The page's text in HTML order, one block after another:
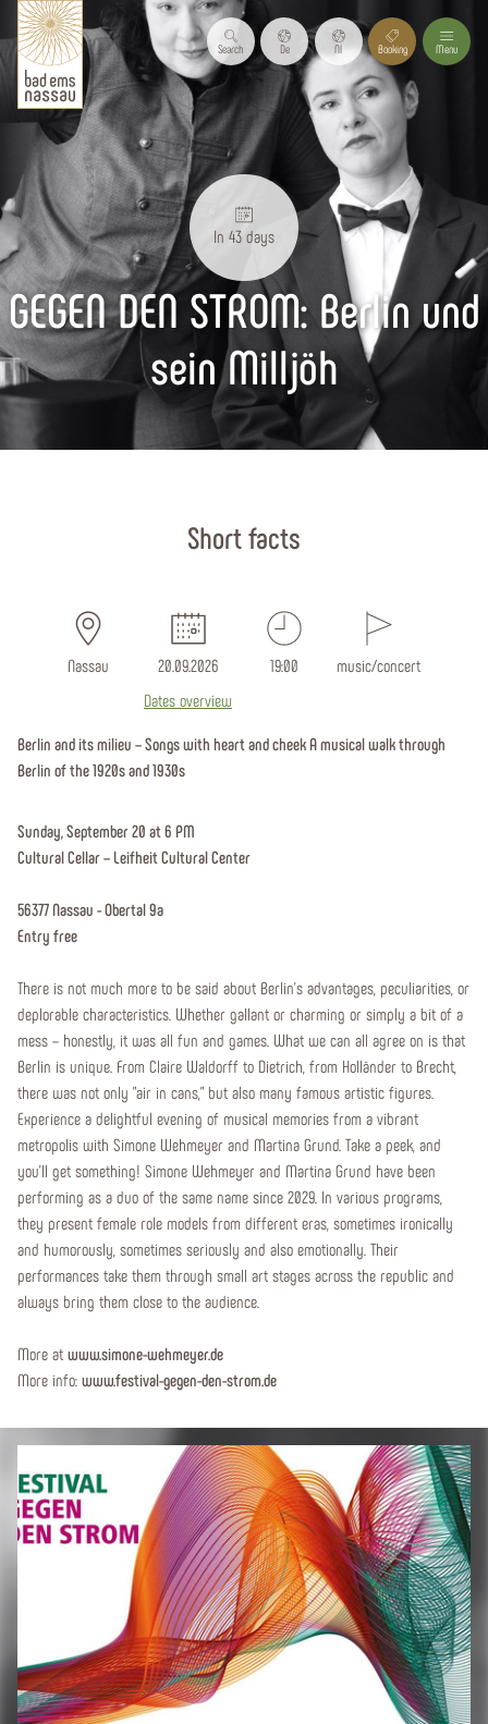
Search De Nl Booking Menu
In 43 days
GEGEN DEN STROM: Berlin und
sein Milljöh
Short facts
Nassau
20.09.2026
Dates overview
19:00 music/concert
Berlin and its milieu – Songs with heart and cheek A musical walk through
Berlin of the 1920s and 1930s
Sunday, September 20 at 6 PM
Cultural Cellar – Leifheit Cultural Center
56377 Nassau - Obertal 9a
Entry free
There is not much more to be said about Berlin's advantages, peculiarities, or
deplorable characteristics. Whether gallant or charming or simply a bit of a
mess – honestly, it was all fun and games. What we can all agree on is that
Berlin is unique. From Claire Waldorff to Dietrich, from Holländer to Brecht,
there was not only "air in cans," but also many famous artistic figures.
Experience a delightful evening of musical memories from a vibrant
metropolis with Simone Wehmeyer and Martina Grund. Take a peek, and
you’ll get something! Simone Wehmeyer and Martina Grund have been
performing as a duo of the same name since 2029. In various programs,
they present female role models from different eras, sometimes ironically
and humorously, sometimes seriously and also emotionally. Their
performances take them through small art stages across the republic and
always bring them close to the audience.
More at www.simone-wehmeyer.de
More info: www.festival-gegen-den-strom.de